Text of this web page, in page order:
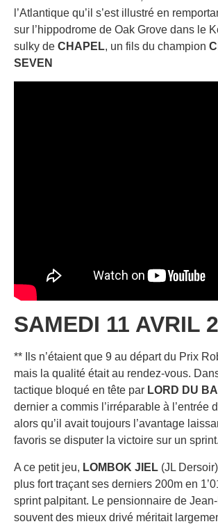
l’Atlantique qu’il s’est illustré en
sur l’hippodrome de Oak Grove dans le
sulky de CHAPEL, un fils du champion
SEVEN
SAMEDI 11 AVRIL
** Ils n’étaient que 9 au départ du Prix
mais la qualité était au rendez-vous.
tactique bloqué en tête par LORD DU
dernier a commis l’irréparable à l’entrée
alors qu’il avait toujours l’avantage
favoris se disputer la victoire sur un sprint.
A ce petit jeu, LOMBOK JIEL (JL
plus fort traçant ses derniers 200m en
sprint palpitant. Le pensionnaire de
souvent des mieux drivé méritait